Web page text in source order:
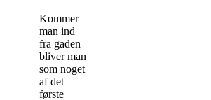
Kommer
man ind
fra gaden
bliver man
som noget
af det
første